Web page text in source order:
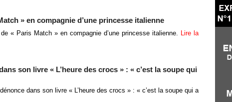
» en compagnie d’une princesse italienne
« Paris Match » en compagnie d’une princesse italienne. Lire la
son livre « L’heure des crocs » : « c’est la soupe qui
dans son livre « L’heure des crocs » : « c’est la soupe qui a